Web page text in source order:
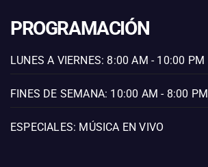
PROGRAMACIÓN
LUNES A VIERNES: 8:00 AM - 10:00 PM
FINES DE SEMANA: 10:00 AM - 8:00 PM
ESPECIALES: MÚSICA EN VIVO